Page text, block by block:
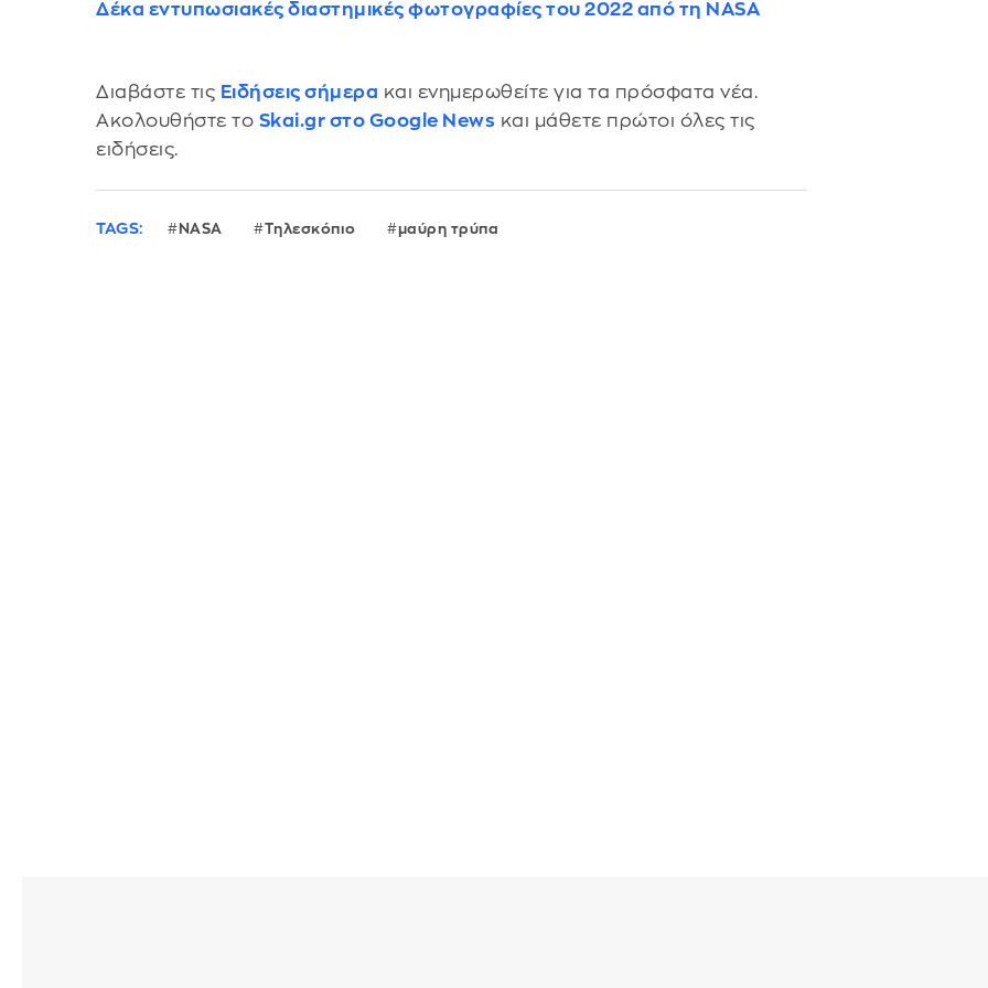
Δέκα εντυπωσιακές διαστημικές φωτογραφίες του 2022 από τη NASA
Διαβάστε τις Ειδήσεις σήμερα και ενημερωθείτε για τα πρόσφατα νέα.
Ακολουθήστε το Skai.gr στο Google News και μάθετε πρώτοι όλες τις
ειδήσεις.
TAGS: NASA Τηλεσκόπιο μαύρη τρύπα